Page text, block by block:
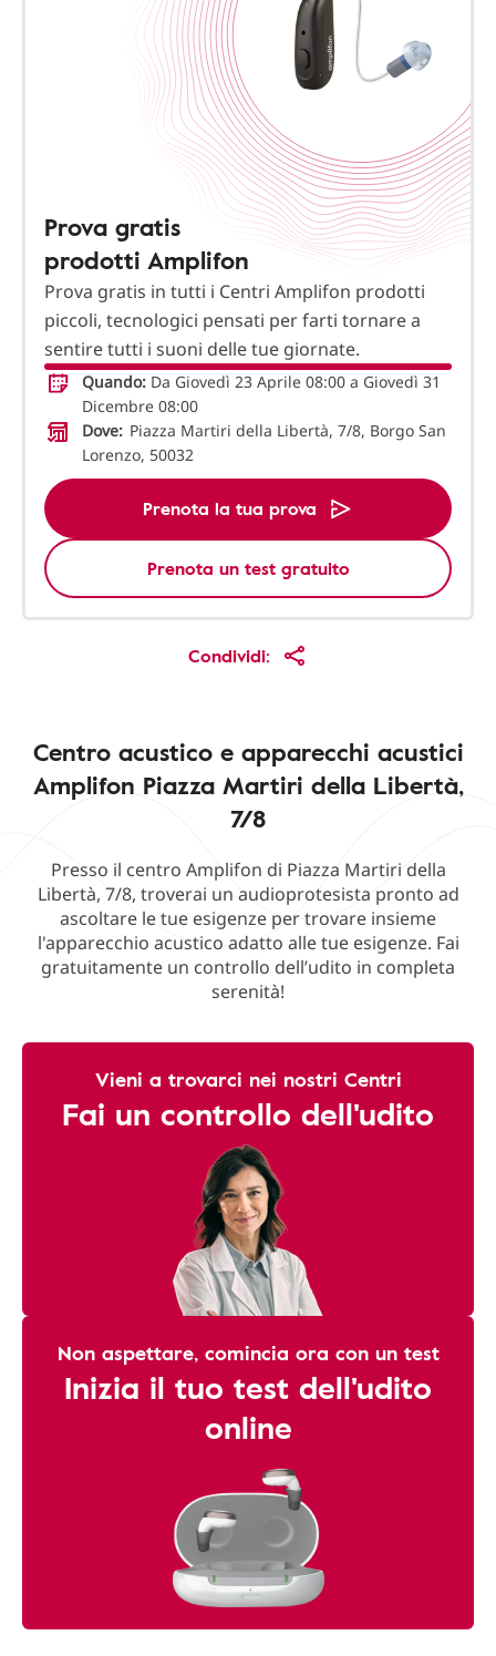
Prova gratis
prodotti Amplifon
Prova gratis in tutti i Centri Amplifon prodotti
piccoli, tecnologici pensati per farti tornare a
sentire tutti i suoni delle tue giornate.
Quando: Da Giovedì 23 Aprile 08:00 a Giovedì 31
Dicembre 08:00
Dove: Piazza Martiri della Libertà, 7/8, Borgo San
Lorenzo, 50032
Prenota la tua prova
Prenota un test gratuito
Condividi:
Centro acustico e apparecchi acustici
Amplifon Piazza Martiri della Libertà,
7/8
Presso il centro Amplifon di Piazza Martiri della
Libertà, 7/8, troverai un audioprotesista pronto ad
ascoltare le tue esigenze per trovare insieme
l'apparecchio acustico adatto alle tue esigenze. Fai
gratuitamente un controllo dell’udito in completa
serenità!
Vieni a trovarci nei nostri Centri
Fai un controllo dell'udito
Non aspettare, comincia ora con un test
Inizia il tuo test dell'udito
online